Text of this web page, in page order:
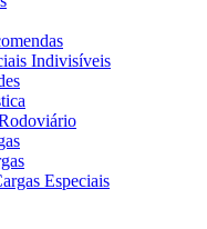
Indivisíveis
Especiais